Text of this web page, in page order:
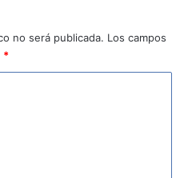
no será publicada. Los campos
*